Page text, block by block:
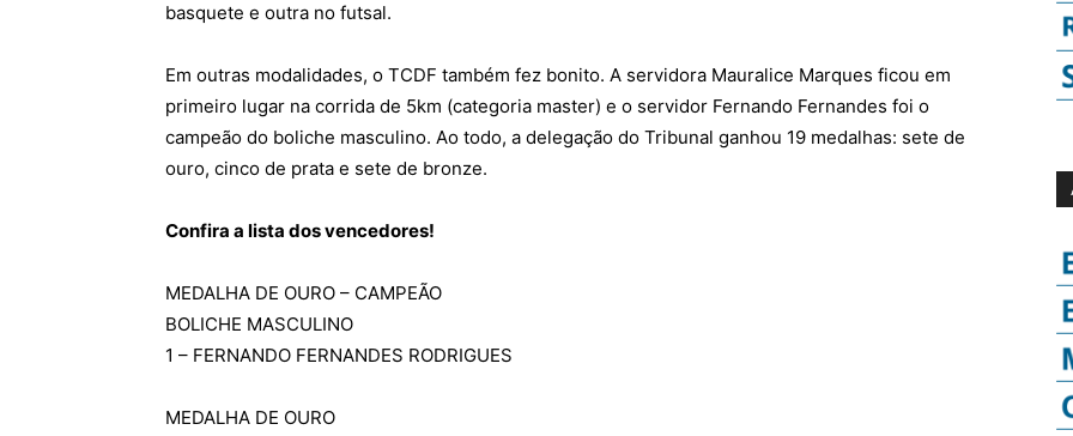
basquete e outra no futsal.
Em outras modalidades, o TCDF também fez bonito. A servidora Mauralice Marques ficou em
primeiro lugar na corrida de 5km (categoria master) e o servidor Fernando Fernandes foi o
campeão do boliche masculino. Ao todo, a delegação do Tribunal ganhou 19 medalhas: sete de
ouro, cinco de prata e sete de bronze.
Confira a lista dos vencedores!
MEDALHA DE OURO – CAMPEÃO
BOLICHE MASCULINO
1 – FERNANDO FERNANDES RODRIGUES
MEDALHA DE OURO